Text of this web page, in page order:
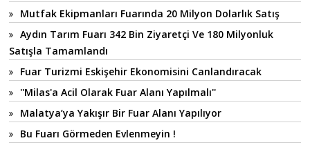
Mutfak Ekipmanları Fuarında 20 Milyon Dolarlık Satış
Aydın Tarım Fuarı 342 Bin Ziyaretçi Ve 180 Milyonluk
Satışla Tamamlandı
Fuar Turizmi Eskişehir Ekonomisini Canlandıracak
''Milas'a Acil Olarak Fuar Alanı Yapılmalı''
Malatya’ya Yakışır Bir Fuar Alanı Yapılıyor
Bu Fuarı Görmeden Evlenmeyin !